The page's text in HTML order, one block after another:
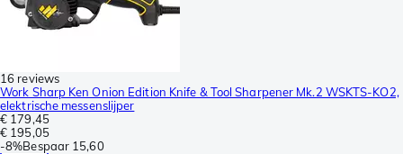
16 reviews
Work Sharp Ken Onion Edition Knife & Tool Sharpener Mk.2 WSKTS-KO2,
elektrische messenslijper
€ 179,45
€ 195,05
-8%Bespaar 15,60